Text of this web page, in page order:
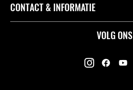
VOLG ONS
Motoren
Kawasaki Road Assistance
Kawasaki Insurance
CONTACT & INFORMATIE